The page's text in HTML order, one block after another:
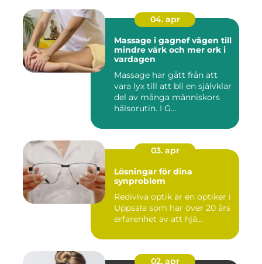
04. apr
Massage i gagnef vägen till
mindre värk och mer ork i
vardagen
Massage har gått från att
vara lyx till att bli en självklar
del av många människors
hälsorutin. I G...
03. apr
Lösningar för dina
synproblem
Rediviva optik är en optiker i
Uppsala som har över 20 års
erfarenhet av att hjä...
02. apr